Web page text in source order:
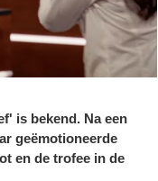
is bekend. Na een
geëmotioneerde
en de trofee in de